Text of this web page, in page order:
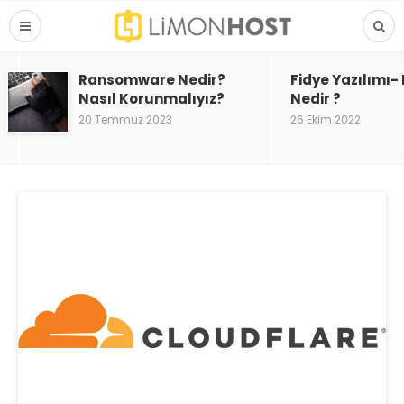
Ransomware Nedir?
Nasıl Korunmalıyız?
20 Temmuz 2023
Fidye
Nedir ?
26 Ekim 2022